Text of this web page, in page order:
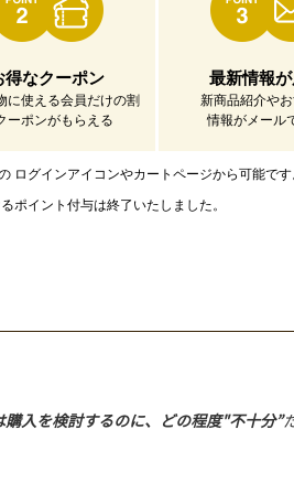
得なクーポン
に使える会員だけの割
ーポンがもらえる
最新情報
新商品紹介や
情報がメール
ログインアイコンやカートページから可能で
ポイント付与は終了いたしました。